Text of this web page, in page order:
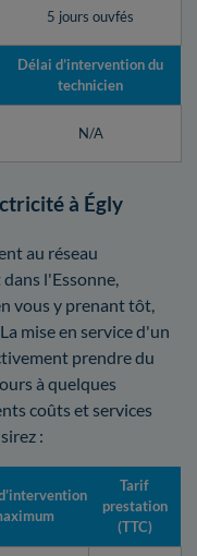
5 jours ouvfés
Délai d’intervention du
technicien
N/A
à Égly
au réseau
l'Essonne,
vous y prenant tôt,
mise en service d'un
prendre du
à quelques
coûts et services
:
Tarif
prestation
(TTC)